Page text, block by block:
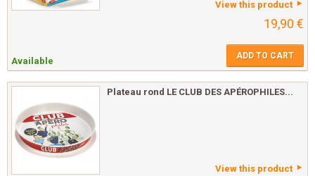
View this product
19,90 €
Available ADD TO CART
Plateau rond LE CLUB DES APÉROPHILES...
View this product